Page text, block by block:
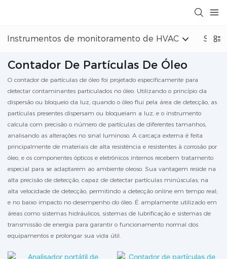
Instrumentos de monitoramento de HVAC
Contador De Partículas De Óleo
O contador de partículas de óleo foi projetado especificamente para
detectar contaminantes particulados no óleo. Utilizando o princípio da
dispersão ou bloqueio da luz, quando o óleo flui pela área de detecção, as
partículas presentes dispersam ou bloqueiam a luz, e o instrumento
calcula com precisão o número de partículas de diferentes tamanhos,
analisando as alterações no sinal luminoso. A carcaça externa é feita
principalmente de materiais de alta resistência e resistentes à corrosão por
óleo, e os componentes ópticos e eletrônicos internos recebem tratamento
especial para se adaptarem ao ambiente oleoso. Sua vantagem reside na
alta precisão de detecção, capaz de detectar partículas minúsculas; na
alta velocidade de detecção, permitindo a detecção online em tempo real;
e no baixo impacto no desempenho do óleo. É amplamente utilizado em
áreas como sistemas hidráulicos, sistemas de lubrificação e sistemas de
transmissão de energia para garantir o funcionamento normal dos
equipamentos e prolongar sua vida útil.